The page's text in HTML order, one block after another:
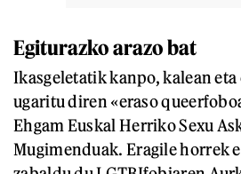
Egiturazko arazo bat
Ikasgeletatik kanpo, kalean
ugaritu diren «eraso
Ehgam Euskal Herriko Sexu
Mugimenduak. Eragile horrek